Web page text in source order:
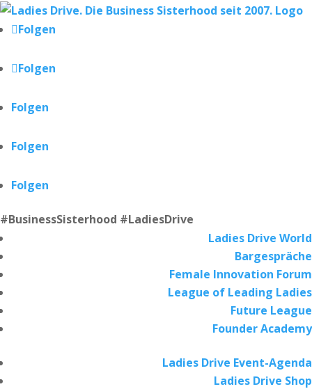
Folgen
Folgen
Folgen
Folgen
Folgen
#BusinessSisterhood #LadiesDrive
Ladies Drive World
Bargespräche
Female Innovation Forum
League of Leading Ladies
Future League
Founder Academy
Ladies Drive Event-Agenda
Ladies Drive Shop